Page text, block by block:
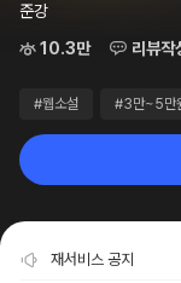
준강
10.3만
리뷰작
#웹소설 #3만~5만
재서비스 공지